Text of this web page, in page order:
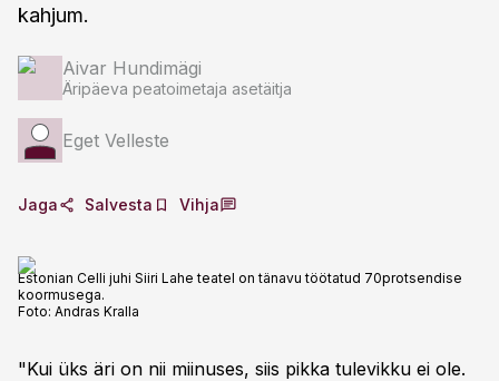
kahjum.
Aivar Hundimägi
Äripäeva peatoimetaja asetäitja
Eget Velleste
Jaga Salvesta Vihja
Estonian Celli juhi Siiri Lahe teatel on tänavu töötatud 70protsendise
koormusega.
Foto: Andras Kralla
"Kui üks äri on nii miinuses, siis pikka tulevikku ei ole.